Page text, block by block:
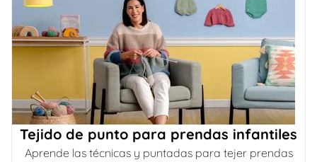
Tejido de punto para prendas infantiles
Aprende las técnicas y puntadas para tejer prendas